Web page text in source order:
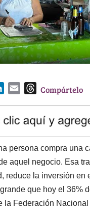
k
e
d
I
n
l
T
e
a
d
s
Compártelo
persona compra una
aquel negocio. Esa
reduce la inversión
que hoy el 36%
la Federación